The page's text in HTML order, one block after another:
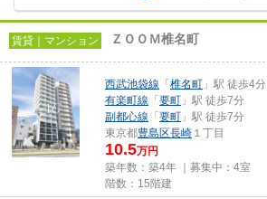
賃貸｜マンション ＺＯＯＭ椎名町
西武池袋線 「 椎名町 」駅 徒歩4分
有楽町線 「 要町 」駅 徒歩7分
副都心線 「 要町 」駅 徒歩7分
東京都豊島区長崎 １丁目
10.5万円
築年数：築4年 ｜募集中： 4室
階数：15階建